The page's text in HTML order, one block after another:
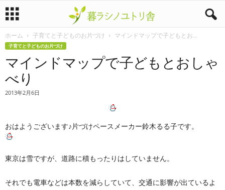
暮
ユ
ホーム 子育てと子どものお片づけ マインドマップで子どもとお...
子育てと子どものお片づけ
マインドマップで子どもとおしゃ
べり
2013年2月6日
おはようございます♪片づけペースメーカー鈴木るる子です。
東京は雪ですが、道路に積もったりはしていません。
それでも電車などは本数を減らしていて、交通に影響が出ているよ